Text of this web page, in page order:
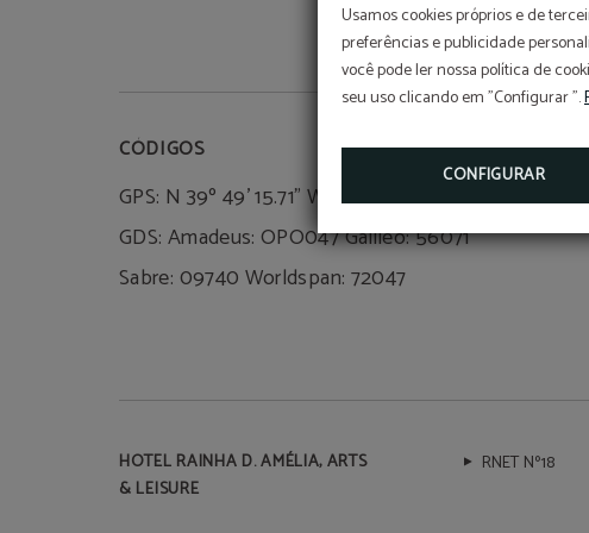
Usamos cookies próprios e de
preferências e publicidade
você pode ler nossa política de
seu uso clicando em "Configurar ".
CONFIGURAR
CÓDIGOS
GPS: N 39º 49' 15.71" W 7º 29' 46.52"
GDS: Amadeus: OPO047 Galileo: 56071
Sabre: 09740 Worldspan: 72047
HOTEL RAINHA D. AMÉLIA, ARTS
& LEISURE
RNET Nº18